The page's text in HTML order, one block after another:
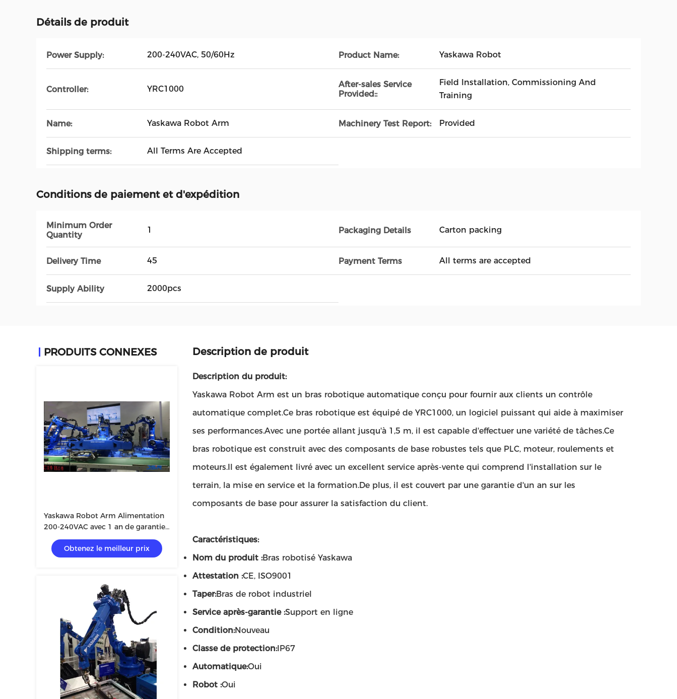
Détails de produit
Power Supply: 200-240VAC, 50/60Hz Product Name: Yaskawa Robot
Controller: YRC1000
After-sales Service
Provided::
Field Installation, Commissioning And
Training
Name: Yaskawa Robot Arm Machinery Test Report: Provided
Shipping terms: All Terms Are Accepted
Conditions de paiement et d'expédition
Minimum Order
Quantity
1 Packaging Details Carton packing
Delivery Time 45 Payment Terms All terms are accepted
Supply Ability 2000pcs
PRODUITS CONNEXES
Yaskawa Robot Arm Alimentation
200-240VAC avec 1 an de garantie
sur les composants de base
Obtenez le meilleur prix
Description de produit
Description du produit:
Yaskawa Robot Arm est un bras robotique automatique conçu pour fournir aux clients un contrôle
automatique complet.Ce bras robotique est équipé de YRC1000, un logiciel puissant qui aide à maximiser
ses performances.Avec une portée allant jusqu'à 1,5 m, il est capable d'effectuer une variété de tâches.Ce
bras robotique est construit avec des composants de base robustes tels que PLC, moteur, roulements et
moteurs.Il est également livré avec un excellent service après-vente qui comprend l'installation sur le
terrain, la mise en service et la formation.De plus, il est couvert par une garantie d'un an sur les
composants de base pour assurer la satisfaction du client.
Caractéristiques:
Nom du produit :Bras robotisé Yaskawa
Attestation :CE, ISO9001
Taper:Bras de robot industriel
Service après-garantie :Support en ligne
Condition:Nouveau
Classe de protection:IP67
Automatique:Oui
Robot :Oui